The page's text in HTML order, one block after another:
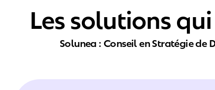
Les solutions
Solunea : Conseil en Stratégie de